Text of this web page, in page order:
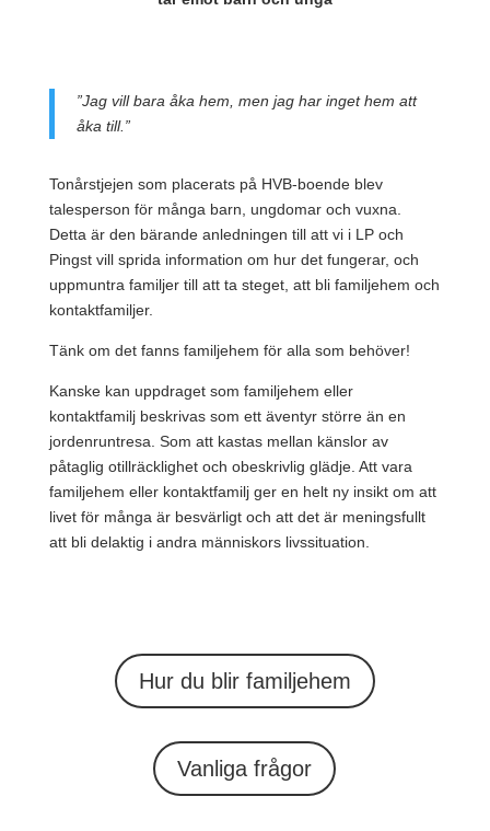
”Jag vill bara åka hem, men jag har inget hem att
åka till.”
Tonårstjejen som placerats på HVB-boende blev
talesperson för många barn, ungdomar och vuxna.
Detta är den bärande anledningen till att vi i LP och
Pingst vill sprida information om hur det fungerar, och
uppmuntra familjer till att ta steget, att bli familjehem och
kontaktfamiljer.
Tänk om det fanns familjehem för alla som behöver!
Kanske kan uppdraget som familjehem eller
kontaktfamilj beskrivas som ett äventyr större än en
jordenruntresa. Som att kastas mellan känslor av
påtaglig otillräcklighet och obeskrivlig glädje. Att vara
familjehem eller kontaktfamilj ger en helt ny insikt om att
livet för många är besvärligt och att det är meningsfullt
att bli delaktig i andra människors livssituation.
Hur du blir familjehem
Vanliga frågor